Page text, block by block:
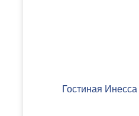
Гостиная